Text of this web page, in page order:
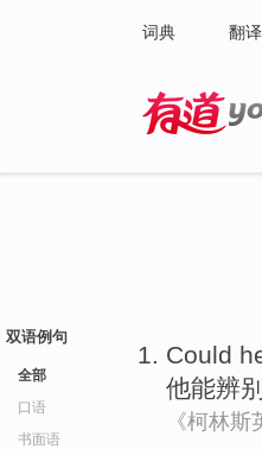
词典 翻译
双语例句
全部
口语
书面语
Could
他能辨别
《柯林斯